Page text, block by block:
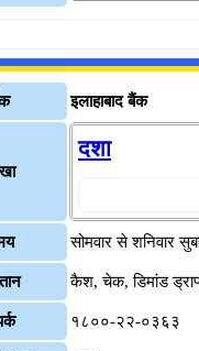
इलाहाबाद बैंक
दशा
सोमवार से शनिवार
कैश, चेक, डिमांड
१८००-२२-०३६३